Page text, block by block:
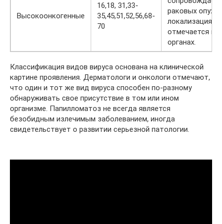
Высокоонкогенные
16,18, 31,33-
35,45,51,52,56,68-
70
раковых
локализация
отмечается на
органах.
Классификация видов вируса основана на клинической
картине проявления. Дерматологи и онкологи отмечают,
что один и тот же вид вируса способен по-разному
обнаруживать свое присутствие в том или ином
организме. Папилломатоз не всегда является
безобидным излечимым заболеванием, иногда
свидетельствует о развитии серьезной патологии.